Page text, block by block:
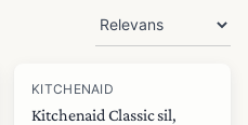
KITCHENAID
Kitchenaid Classic sil,